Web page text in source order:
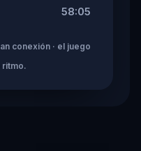
58:05
conexión · el juego
ritmo.